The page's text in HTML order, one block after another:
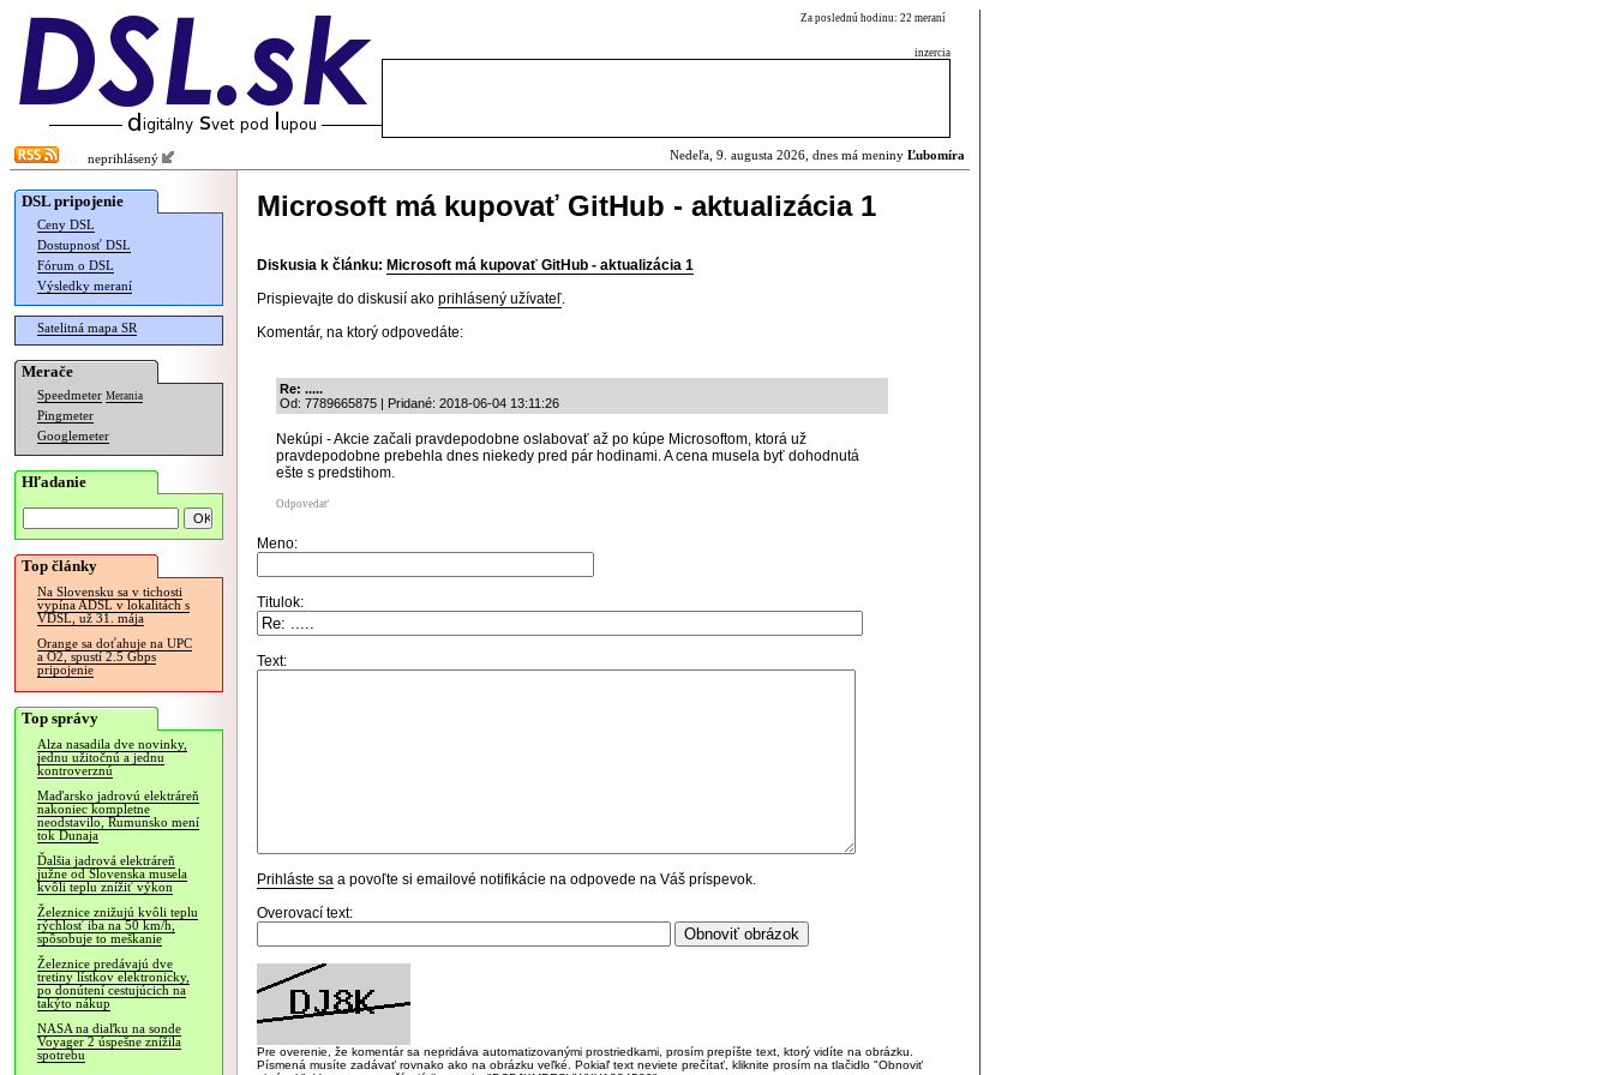
Za poslednú hodinu: 22 meraní
inzercia
neprihlásený Nedeľa, 9. augusta 2026, dnes má meniny Ľubomíra
DSL pripojenie
Ceny DSL
Dostupnosť DSL
Fórum o DSL
Výsledky meraní
Satelitná mapa SR
Merače
Speedmeter Merania
Pingmeter
Googlemeter
Hľadanie
Top články
Na Slovensku sa v tichosti
vypína ADSL v lokalitách s
VDSL, už 31. mája
Orange sa doťahuje na UPC
a O2, spustí 2.5 Gbps
pripojenie
Top správy
Alza nasadila dve novinky,
jednu užitočnú a jednu
kontroverznú
Maďarsko jadrovú elektráreň
nakoniec kompletne
neodstavilo, Rumunsko mení
tok Dunaja
Ďalšia jadrová elektráreň
južne od Slovenska musela
kvôli teplu znížiť výkon
Železnice znižujú kvôli teplu
rýchlosť iba na 50 km/h,
spôsobuje to meškanie
Železnice predávajú dve
tretiny lístkov elektronicky,
po donútení cestujúcich na
takýto nákup
NASA na diaľku na sonde
Voyager 2 úspešne znížila
spotrebu
Microsoft má kupovať GitHub - aktualizácia 1
Diskusia k článku: Microsoft má kupovať GitHub - aktualizácia 1
Prispievajte do diskusií ako prihlásený užívateľ.
Komentár, na ktorý odpovedáte:
Re: .....
Od: 7789665875 | Pridané: 2018-06-04 13:11:26
Nekúpi - Akcie začali pravdepodobne oslabovať až po kúpe Microsoftom, ktorá už
pravdepodobne prebehla dnes niekedy pred pár hodinami. A cena musela byť dohodnutá
ešte s predstihom.
Odpovedať
Meno:
Titulok:
Text:
Prihláste sa a povoľte si emailové notifikácie na odpovede na Váš príspevok.
Overovací text:
Pre overenie, že komentár sa nepridáva automatizovanými prostriedkami, prosím prepíšte text, ktorý vidíte na obrázku.
Písmená musíte zadávať rovnako ako na obrázku veľké. Pokiaľ text neviete prečítať, kliknite prosím na tlačidlo "Obnoviť